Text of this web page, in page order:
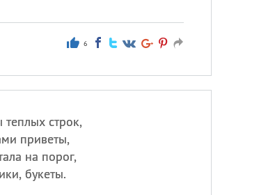
6
строк,
приветы,
на порог,
букеты.